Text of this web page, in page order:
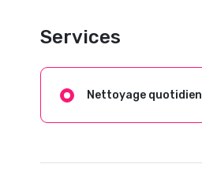
Services
Nettoyage quotidien